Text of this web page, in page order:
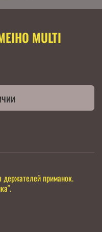
MULTI
держателей приманок.